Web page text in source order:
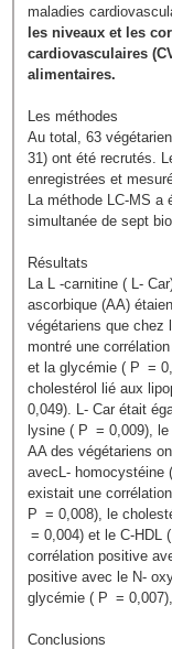
maladies
les niveaux et les
cardiovasculaires
alimentaires.
Les méthodes
Au total, 63
31) ont été recrutés.
enregistrées et
La méthode LC-MS a
simultanée de sept
Résultats
La L -carnitine ( L-
ascorbique (AA)
végétariens que chez
montré une
et la glycémie ( P =
cholestérol lié aux
0,049). L- Car était
lysine ( P = 0,009),
AA des végétariens
avecL- homocystéine
existait une
P = 0,008), le
= 0,004) et le C-HDL
corrélation positive
positive avec le N-
glycémie ( P =
Conclusions